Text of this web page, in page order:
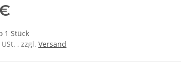
1 Stück
, zzgl. Versand